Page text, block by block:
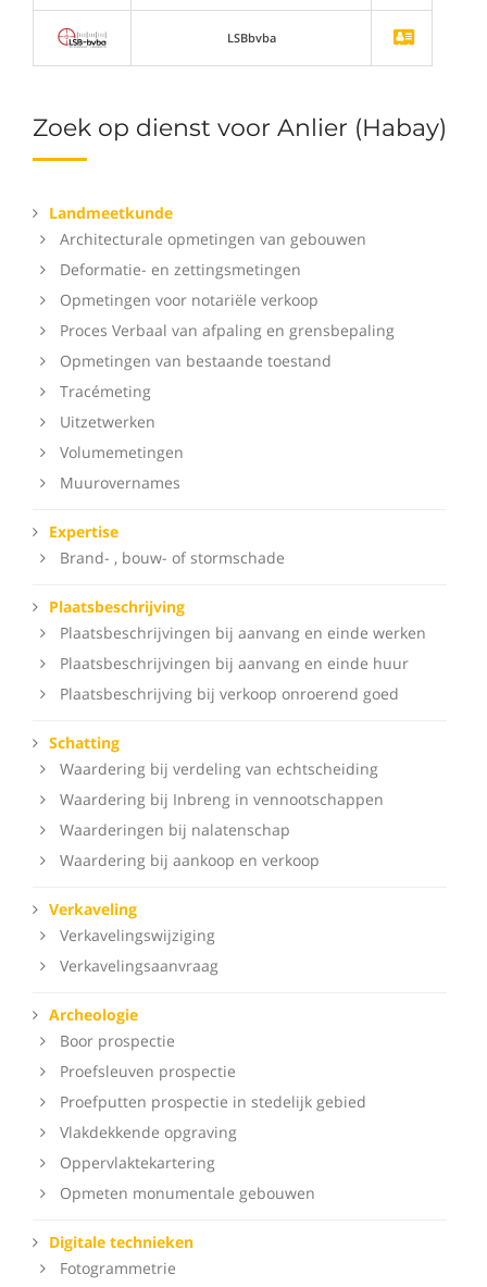
Zoek op dienst voor Anlier (Habay)
Landmeetkunde
Architecturale opmetingen van gebouwen
Deformatie- en zettingsmetingen
Opmetingen voor notariële verkoop
Proces Verbaal van afpaling en grensbepaling
Opmetingen van bestaande toestand
Tracémeting
Uitzetwerken
Volumemetingen
Muurovernames
Expertise
Brand- , bouw- of stormschade
Plaatsbeschrijving
Plaatsbeschrijvingen bij aanvang en einde werken
Plaatsbeschrijvingen bij aanvang en einde huur
Plaatsbeschrijving bij verkoop onroerend goed
Schatting
Waardering bij verdeling van echtscheiding
Waardering bij Inbreng in vennootschappen
Waarderingen bij nalatenschap
Waardering bij aankoop en verkoop
Verkaveling
Verkavelingswijziging
Verkavelingsaanvraag
Archeologie
Boor prospectie
Proefsleuven prospectie
Proefputten prospectie in stedelijk gebied
Vlakdekkende opgraving
Oppervlaktekartering
Opmeten monumentale gebouwen
Digitale technieken
Fotogrammetrie
LSBbvba